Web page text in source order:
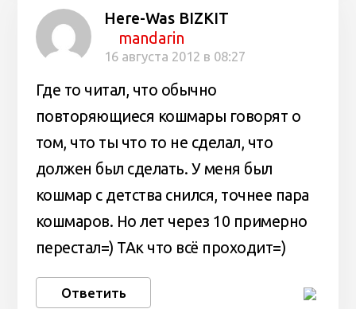
Here-Was BIZKIT
mandarin
16 августа 2012 в 08:27
Где то читал, что обычно
повторяющиеся кошмары говорят о
том, что ты что то не сделал, что
должен был сделать. У меня был
кошмар с детства снился, точнее пара
кошмаров. Но лет через 10 примерно
перестал=) ТАк что всё проходит=)
Ответить